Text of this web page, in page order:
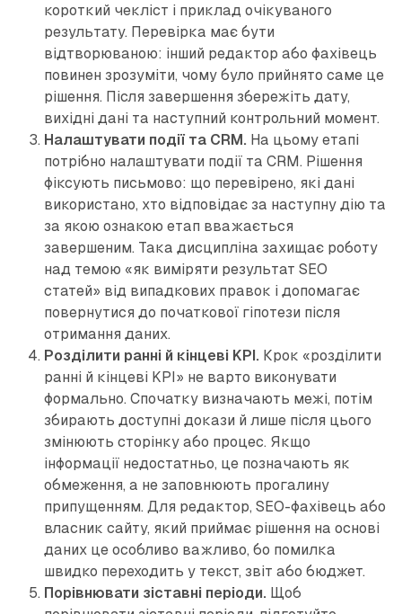
короткий чекліст і приклад очікуваного
результату. Перевірка має бути
відтворюваною: інший редактор або фахівець
повинен зрозуміти, чому було прийнято саме це
рішення. Після завершення збережіть дату,
вихідні дані та наступний контрольний момент.
Налаштувати події та CRM. На цьому етапі
потрібно налаштувати події та CRM. Рішення
фіксують письмово: що перевірено, які дані
використано, хто відповідає за наступну дію та
за якою ознакою етап вважається
завершеним. Така дисципліна захищає роботу
над темою «як виміряти результат SEO
статей» від випадкових правок і допомагає
повернутися до початкової гіпотези після
отримання даних.
Розділити ранні й кінцеві KPI. Крок «розділити
ранні й кінцеві KPI» не варто виконувати
формально. Спочатку визначають межі, потім
збирають доступні докази й лише після цього
змінюють сторінку або процес. Якщо
інформації недостатньо, це позначають як
обмеження, а не заповнюють прогалину
припущенням. Для редактор, SEO-фахівець або
власник сайту, який приймає рішення на основі
даних це особливо важливо, бо помилка
швидко переходить у текст, звіт або бюджет.
Порівнювати зіставні періоди. Щоб